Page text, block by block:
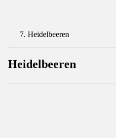
Heidelbeeren
Heidelbeeren